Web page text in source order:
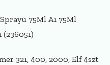
75Ml A1 75Ml
321, 400, 2000, Elf 4szt